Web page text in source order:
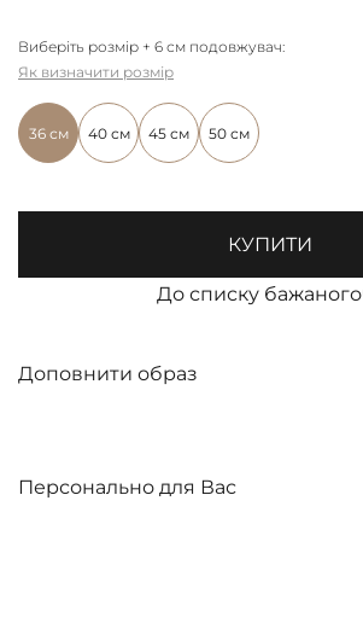
Виберіть розмір + 6 см подовжувач:
36 см 40 см 45 см 50 см
Як визначити розмір
КУПИТИ
До списку бажаного
Доповнити образ
Персонально для Вас